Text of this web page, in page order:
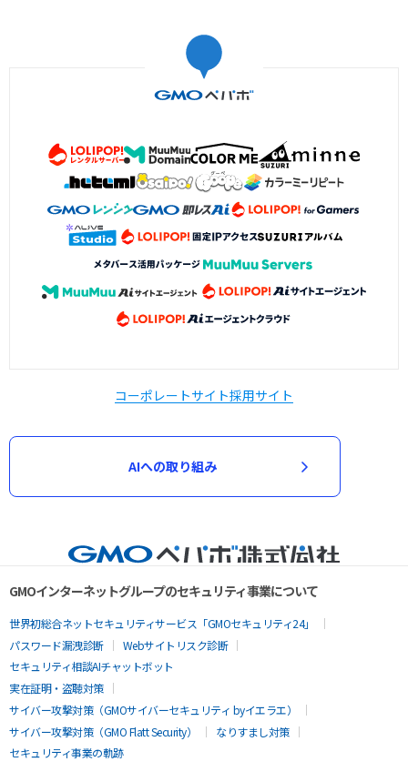
コーポレートサイト採用サイト
AIへの取り組み
GMOインターネットグループのセキュリティ事業について
世界初総合ネットセキュリティサービス「GMOセキュリティ24」
パスワード漏洩診断
Webサイトリスク診断
セキュリティ相談AIチャットボット
実在証明・盗聴対策
サイバー攻撃対策（GMOサイバーセキュリティ byイエラエ）
サイバー攻撃対策（GMO Flatt Security）
なりすまし対策
セキュリティ事業の軌跡